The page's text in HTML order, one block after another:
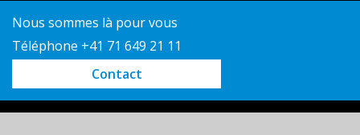
Nous sommes là pour vous
Téléphone +41 71 649 21 11
Contact